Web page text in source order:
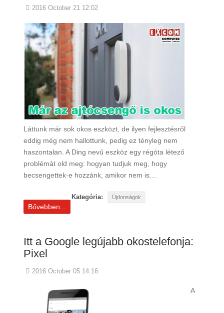
2016 October 21 12:02
Láttunk már sok okos eszközt, de ilyen fejlesztésről
eddig még nem hallottunk, pedig ez tényleg nem
haszontalan. A Ding nevű eszköz egy régóta létező
problémát old meg: hogyan tudjuk meg, hogy
becsengettek-e hozzánk, amikor nem is…
Kategória: Újdonságok
Bővebben...
Itt a Google legújabb okostelefonja:
Pixel
2016 October 05 14:16
A